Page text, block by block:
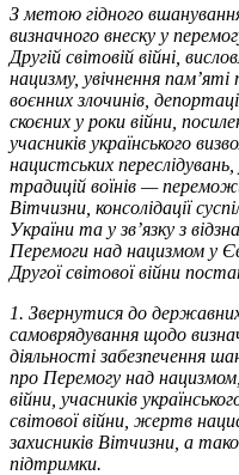
З метою гідного
визначного внеску у
Другій світовій війні,
нацизму, увічнення пам’яті
воєнних злочинів,
скоєних у роки війни,
учасників українського
нацистських
традицій воїнів —
Вітчизни, консолідації
України та у зв’язку з
Перемоги над нацизмом у
Другої світової війни
1. Звернутися до державних
самоврядування щодо
діяльності забезпечення
про Перемогу над нацизмом,
війни, учасників
світової війни, жертв
захисників Вітчизни, а
підтримки.